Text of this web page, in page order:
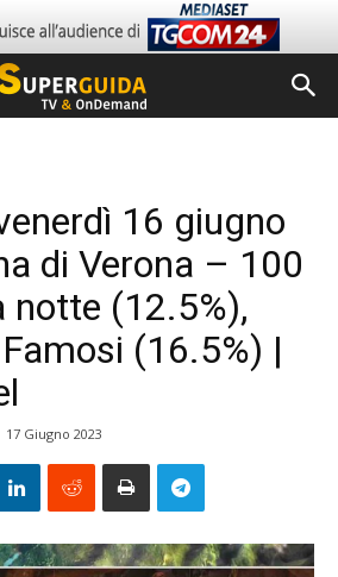
16 giugno
di Verona – 100
notte (12.5%),
(16.5%) |
17 Giugno 2023